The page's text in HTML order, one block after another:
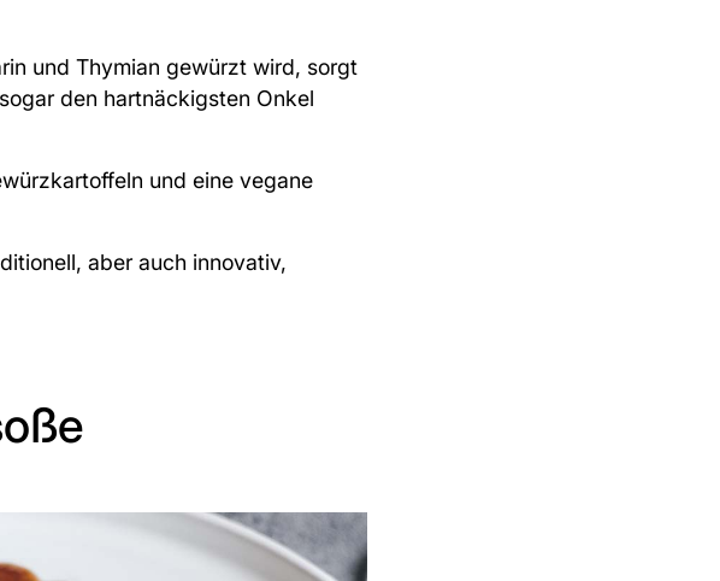
und Thymian gewürzt wird, sorgt
den hartnäckigsten Onkel
und eine vegane
aber auch innovativ,